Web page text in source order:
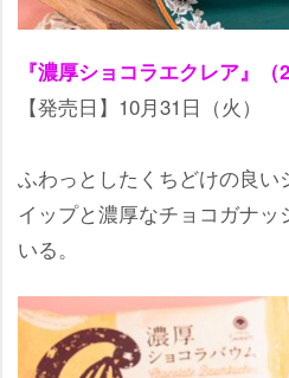
『濃厚ショコラエクレア』（
【発売日】10月31日（火）
ふわっとしたくちどけの良
イップと濃厚なチョコガナ
いる。